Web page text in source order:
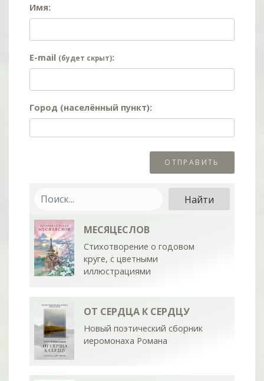
Имя:
E-mail (будет скрыт):
Город (населённый пункт):
МЕСЯЦЕСЛОВ
Стихотворение о годовом
круге, с цветными
иллюстрациями
ОТ СЕРДЦА К СЕРДЦУ
Новый поэтический сборник
иеромонаха Романа